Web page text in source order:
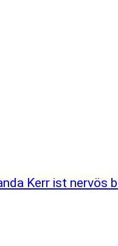
Kerr ist nervös